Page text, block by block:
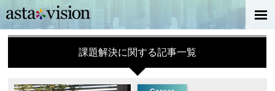
課題解決に関する記事一覧